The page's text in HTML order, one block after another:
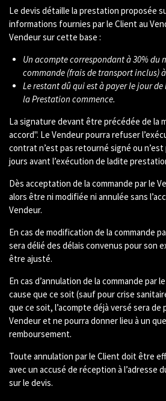
Le devis détaille la prestation proposée
informations fournies par le Client au
Vendeur sur cette base :
Un acompte correspondant à 30% du
commande (frais de transport inclus)
Le restant dû qui est à payer le jour
la Prestation commence.
La signature devant être précédée de la
accord". Le Vendeur pourra refuser
contrat n’est pas retourné signé ou
jours avant l’exécution de ladite
Dès acceptation de la commande par le
alors être ni modifiée ni annulée sans
Vendeur.
En cas de modification de la commande
sera délié des délais convenus pour son
être ajusté.
En cas d’annulation de la commande par
cause que ce soit (sauf pour crise
que ce soit, l’acompte déjà versé sera de
Vendeur et ne pourra donner lieu à un
remboursement.
Toute annulation par le Client doit être
avec un accusé de réception à l’adresse
sur le devis.